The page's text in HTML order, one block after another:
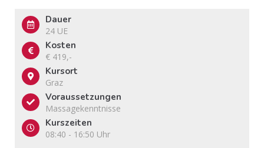
Dauer
24 UE
Kosten
€ 419,-
Kursort
Graz
Voraussetzungen
Massagekenntnisse
Kurszeiten
08:40 - 16:50 Uhr